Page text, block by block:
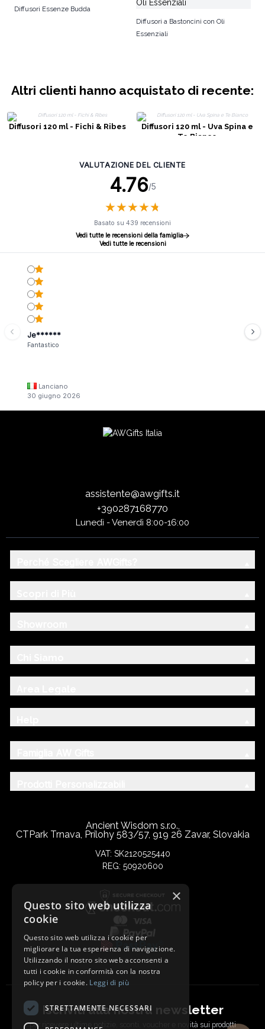
Diffusori Essenze Budda
Diffusori a Bastoncini con Oli
Essenziali
Altri clienti hanno acquistato di recente:
Diffusori 120 ml - Fichi & Ribes
Diffusori 120 ml - Uva Spina e
Te Bianco
VALUTAZIONE DEL CLIENTE
4.76/5
★★★★★
★★★★★
Basato su 439 recensioni
Vedi tutte le recensioni della famiglia
Vedi tutte le recensioni
Je******
Fantastico
Lanciano
30 giugno 2026
assistente@awgifts.it
+390287168770
Lunedì - Venerdì 8:00-16:00
Ancient Wisdom s.r.o.,
CTPark Trnava, Prílohy 583/57, 919 26 Zavar, Slovakia
VAT: SK2120525440
REG: 50920600
Iscriviti alla nostra newsletter
per ricevere ultime notizie, sconti, voucher e novità sui prodotti
×
Questo sito web utilizza
cookie
Questo sito web utilizza i cookie per
migliorare la tua esperienza di navigazione.
Utilizzando il nostro sito web acconsenti a
tutti i cookie in conformità con la nostra
policy per i cookie. Leggi di più
STRETTAMENTE NECESSARI